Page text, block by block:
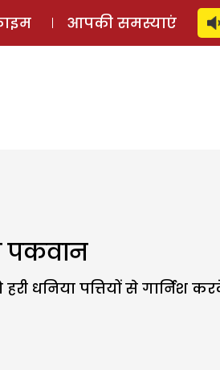
लॉग इन ⚲
आपकी समस्याएं
पकवान
धनिया पत्तियों से गार्निश